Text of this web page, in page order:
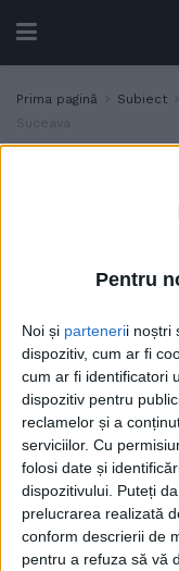
Pentru
Noi și partenerii noștri
dispozitiv, cum ar fi
cum ar fi identificatori
dispozitiv pentru
reclamelor și a
serviciilor. Cu
folosi date și
dispozitivului. Puteți
prelucrarea realizată
conform descrierii de
pentru a refuza să vă
Prima pagină Subiect
Suceava